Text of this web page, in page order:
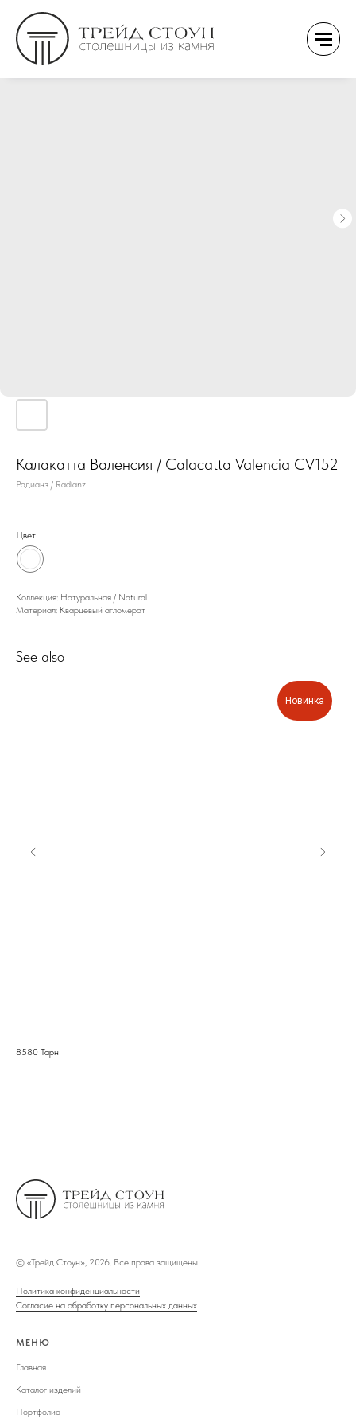
Калакатта Валенсия / Calacatta Valencia CV152
Радианз / Radianz
Цвет
Коллекция: Натуральная / Natural
Материал: Кварцевый агломерат
See also
Новинка
8580 Тарн
© «Трейд Стоун», 2026. Все права защищены.
Политика конфиденциальности
Согласие на обработку персональных данных
МЕНЮ
Главная
Каталог изделий
Портфолио